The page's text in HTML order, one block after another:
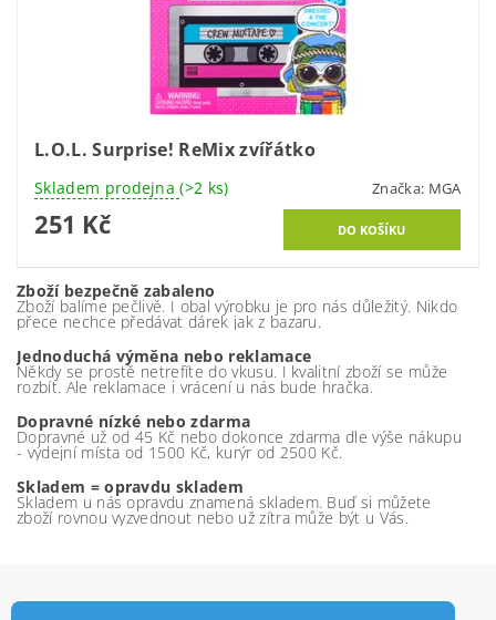
L.O.L. Surprise! ReMix zvířátko
Skladem prodejna(>2 ks) Značka: MGA
251 Kč
Zboží bezpečně zabaleno
Zboží balíme pečlivě. I obal výrobku je pro nás důležitý. Nikdo
přece nechce předávat dárek jak z bazaru.
Jednoduchá výměna nebo reklamace
Někdy se prostě netrefíte do vkusu. I kvalitní zboží se může
rozbít. Ale reklamace i vrácení u nás bude hračka.
Dopravné nízké nebo zdarma
Dopravné už od 45 Kč nebo dokonce zdarma dle výše nákupu
- výdejní místa od 1500 Kč, kurýr od 2500 Kč.
Skladem = opravdu skladem
Skladem u nás opravdu znamená skladem. Buď si můžete
zboží rovnou vyzvednout nebo už zítra může být u Vás.